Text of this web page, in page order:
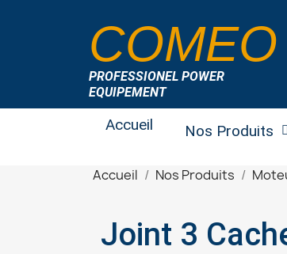
COMEO
PROFESSIONEL POWER
EQUIPEMENT
Accueil Nos Produits
Accueil Nos Produits
Joint 3